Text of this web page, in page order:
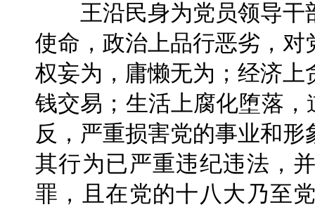
王沿民身为党员领导干
使命，政治上品行恶劣，
权妄为，庸懒无为；经济
钱交易；生活上腐化堕落，
反，严重损害党的事业和
其行为已严重违纪违法，
罪，且在党的十八大乃至